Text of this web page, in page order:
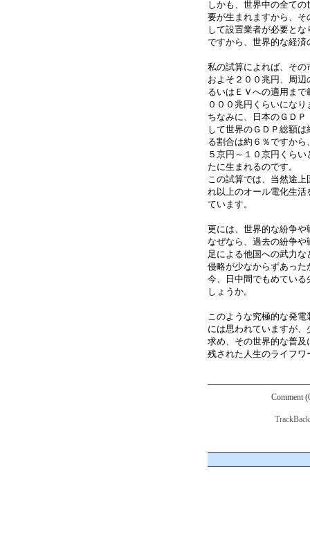
しかも、世界中の全て
要が生まれますから、
して設置業者が必要とな
ですから、世界的な経
私の試算によれば、そ
およそ２００兆円、周
るいはＥＶへの適用ま
０００兆円くらいになり
ちなみに、日本のＧＤ
して世界のＧＤＰ総額
る割合は約６％ですか
５京円～１０京円くら
たに生まれるのです。
この試算では、当然途
れ以上のオール電化生
ています。
更には、世界的な紛争
なぜなら、過去の紛争
足による他国への武力
侵略が少なからずあった
今、日中間でもめてい
しょうか。
このような究極的な発
には思われていますが
求め、その世界的な普
残された人生のライフワ
Comment